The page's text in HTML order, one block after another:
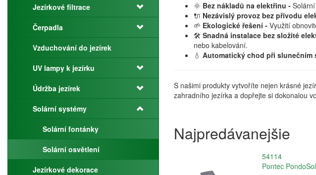
Jezírkové filtrace
Čerpadla
Vzduchování do jezírek
UV lampy k jezírku
Údržba jezírek
Solární systémy
Solární fontánky
Solární osvětlení
Jezírkové dekorace
🌞 Bez nákladů na elektřinu -
🔌 Nezávislý provoz bez přívodu
🌱 Ekologické řešení - Využití
🛠️ Snadná instalace bez složité
nebo kabelování.
💧 Automatický chod při slunečním
S našimi produkty vytvoříte nejen krásné
zahradního jezírka a dopřejte si dokonalou
Najpredávanejšie
54114
Pontec